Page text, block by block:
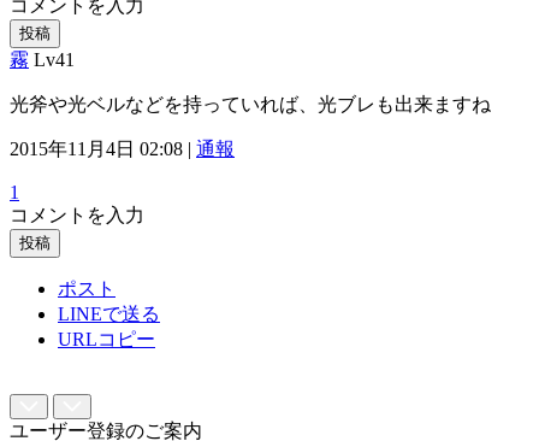
コメントを入力
投稿
霧 Lv41
光斧や光ベルなどを持っていれば、光ブレも出来ますね
2015年11月4日 02:08 | 通報
1
コメントを入力
投稿
ポスト
LINEで送る
URLコピー
ユーザー登録のご案内